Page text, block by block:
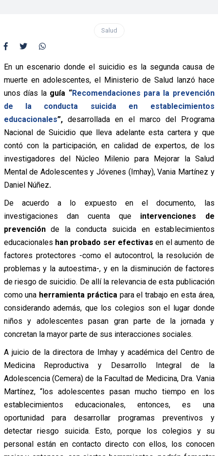
Salud
En un escenario donde el suicidio es la segunda causa de
muerte en adolescentes, el Ministerio de Salud lanzó hace
unos días la guía “Recomendaciones para la prevención
de la conducta suicida en establecimientos
educacionales”,desarrollada en el marco del Programa
Nacional de Suicidio que lleva adelante esta cartera y que
contó con la participación, en calidad de expertos, de los
investigadores del Núcleo Milenio para Mejorar la Salud
Mental de Adolescentes y Jóvenes (Imhay), Vania Martínez y
Daniel Núñez.
De acuerdo a lo expuesto en el documento, las
investigaciones dan cuenta que intervenciones de
prevenciónde la conducta suicida en establecimientos
educacionales han probado ser efectivas en el aumento de
factores protectores -como el autocontrol, la resolución de
problemas y la autoestima-, y en la disminución de factores
de riesgo de suicidio. De allí la relevancia de esta publicación
como una herramienta práctica para el trabajo en esta área,
considerando además, que los colegios son el lugar donde
niños y adolescentes pasan gran parte de la jornada y
concretan la mayor parte de sus interacciones sociales.
A juicio de la directora de Imhay y académica del Centro de
Medicina Reproductiva y Desarrollo Integral de la
Adolescencia (Cemera) de la Facultad de Medicina, Dra. Vania
Martínez, “los adolescentes pasan mucho tiempo en los
establecimientos educacionales, entonces, es una
oportunidad para desarrollar programas preventivos y
detectar riesgo suicida. Esto, porque los colegios y su
personal están en contacto directo con ellos, los conocen